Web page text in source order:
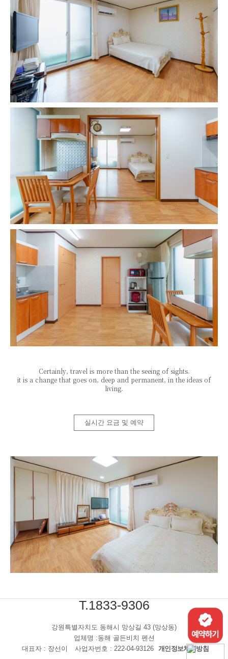
Certainly, travel is more than the seeing of sights.
it is a change that goes on, deep and permanent, in the ideas of
living.
실시간 요금 및 예약
T.1833-9306
강원특별자치도 동해시 망상길 43 (망상동)
업체명 :동해 골든비치 펜션
대표자 : 장선이
사업자번호 : 222-04-93126 개인정보처리방침